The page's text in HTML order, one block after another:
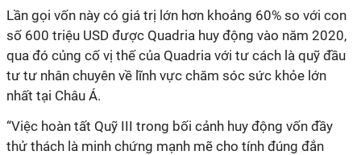
Lần gọi vốn này có giá trị lớn hơn khoảng 60% so với con
số 600 triệu USD được Quadria huy động vào năm 2020,
qua đó củng cố vị thế của Quadria với tư cách là quỹ đầu
tư tư nhân chuyên về lĩnh vực chăm sóc sức khỏe lớn
nhất tại Châu Á.
“Việc hoàn tất Quỹ III trong bối cảnh huy động vốn đầy
thử thách là minh chứng mạnh mẽ cho tính đúng đắn